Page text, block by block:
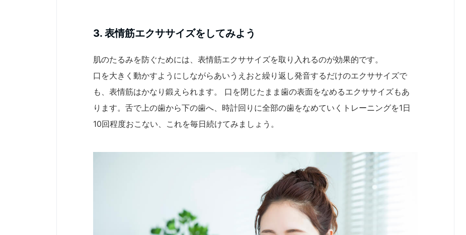
3. 表情筋エクササイズをしてみよう
肌のたるみを防ぐためには、表情筋エクササイズを取り入れるのが効果的です。
口を大きく動かすようにしながらあいうえおと繰り返し発音するだけのエクササイズで
も、表情筋はかなり鍛えられます。 口を閉じたまま歯の表面をなめるエクササイズもあ
ります。舌で上の歯から下の歯へ、時計回りに全部の歯をなめていくトレーニングを1日
10回程度おこない、これを毎日続けてみましょう。